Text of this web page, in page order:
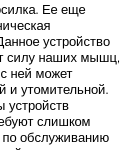
Ее еще
устройство
силу наших мышц,
ней может
и утомительной.
устройств
слишком
обслуживанию